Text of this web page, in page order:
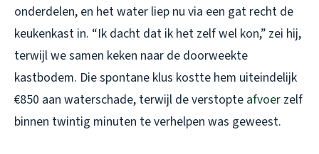
onderdelen, en het water liep nu via een gat recht de
keukenkast in. “Ik dacht dat ik het zelf wel kon,” zei hij,
terwijl we samen keken naar de doorweekte
kastbodem. Die spontane klus kostte hem uiteindelijk
€850 aan waterschade, terwijl de verstopte afvoer zelf
binnen twintig minuten te verhelpen was geweest.